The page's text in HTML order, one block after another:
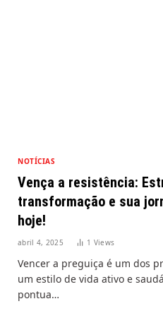
NOTÍCIAS
Vença a resistência:
transformação e sua
hoje!
abril 4, 2025 1 Views
Vencer a preguiça é um dos
um estilo de vida ativo e
pontua…